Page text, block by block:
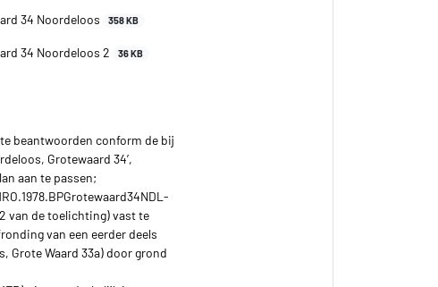
34 Noordeloos 358 KB
34 Noordeloos 2 36 KB
beantwoorden conform de bij
Grotewaard 34’,
aan te passen;
van de toelichting) vast te
van een eerder deels
Grote Waard 33a) door grond